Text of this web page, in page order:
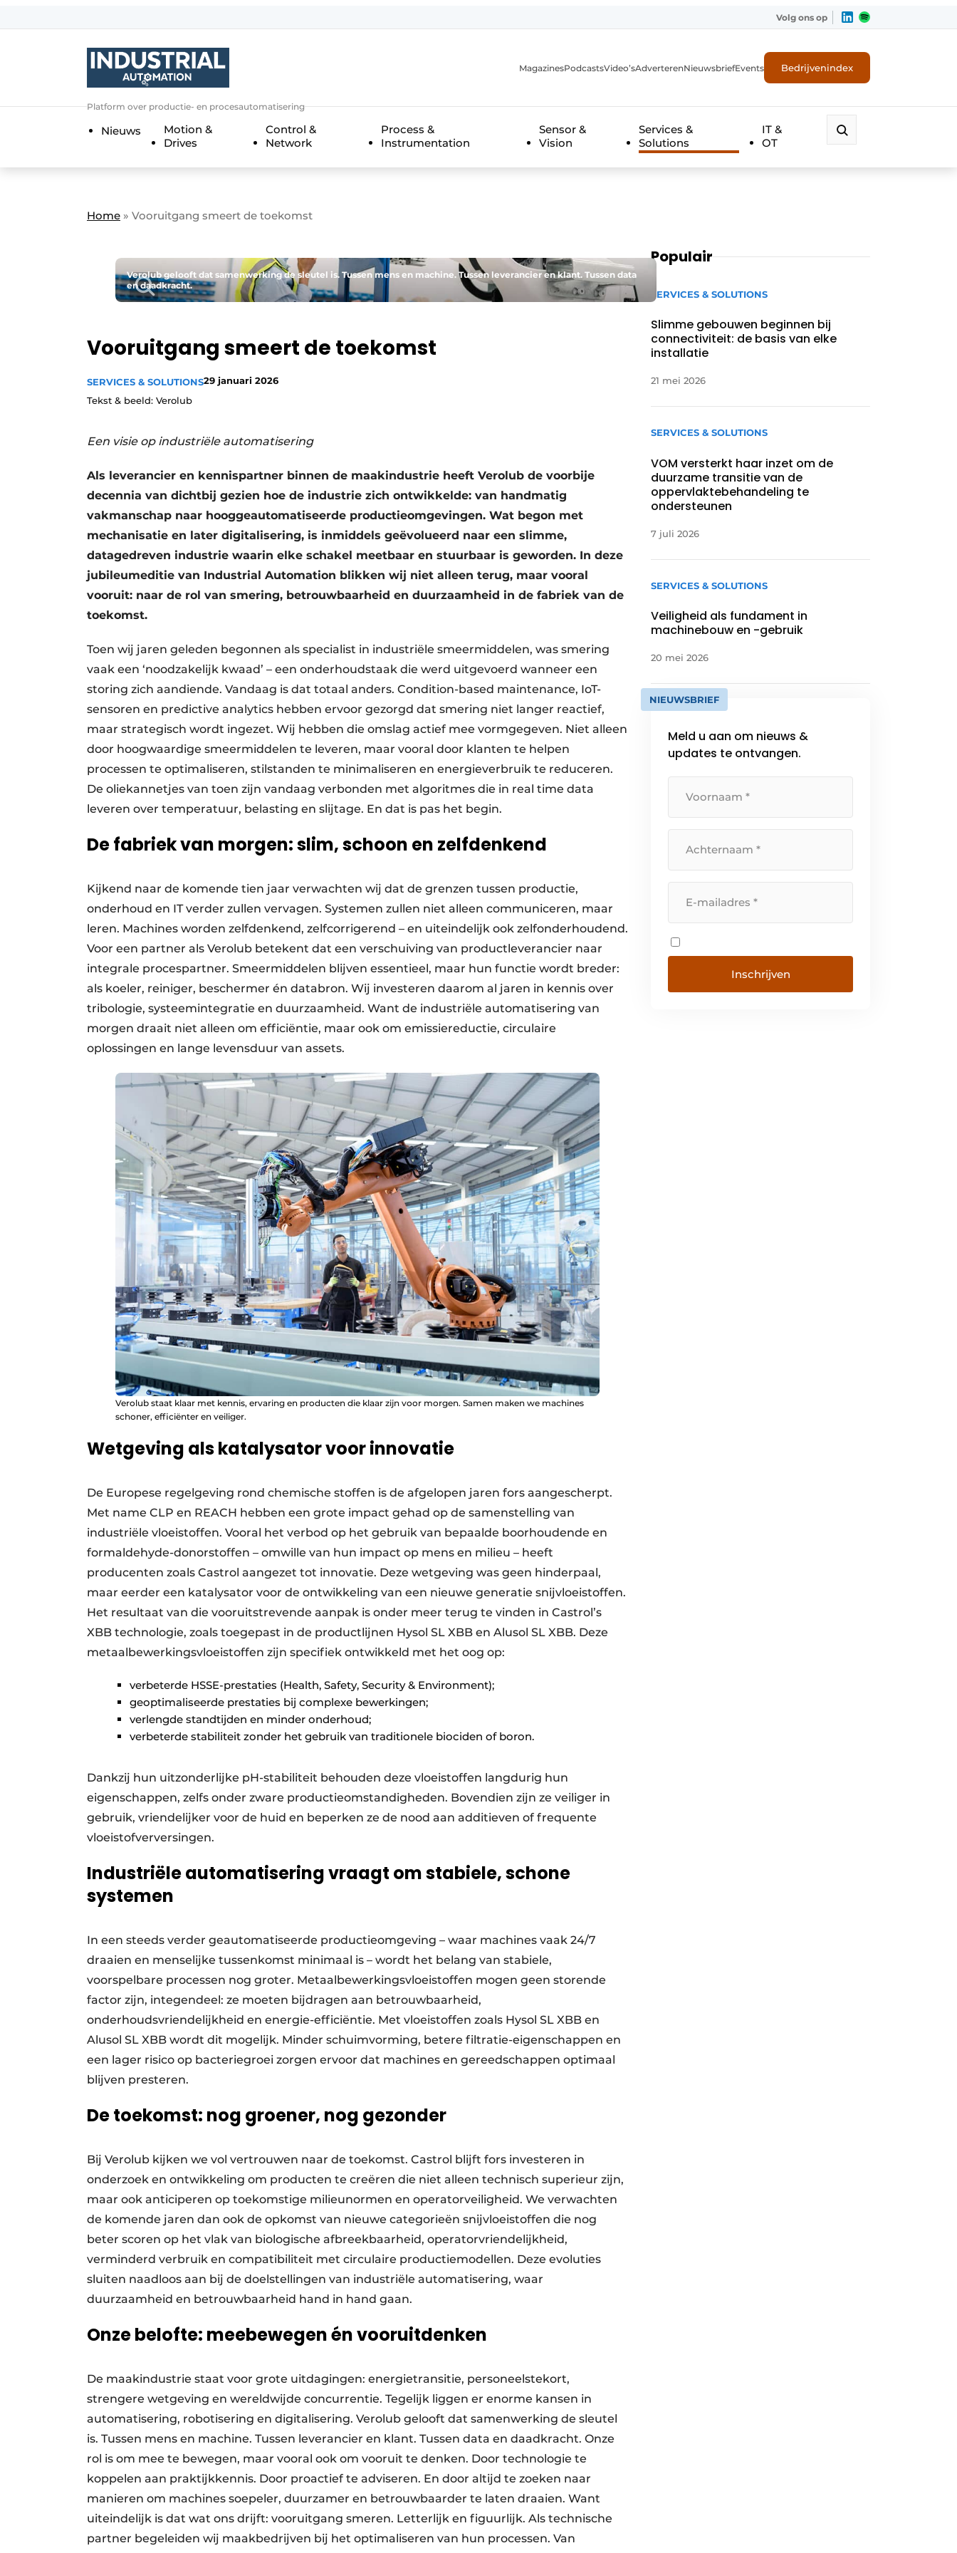
Algemene voorwaarden
Contact
Direct contact
Evenement aanmelden
Meest gelezen
Nieuwsbrief
Vacature aanmelden
Vacatures
Video’s
Volg ons op
Platform over productie- en procesautomatisering
MagazinesPodcastsVideo’sAdverterenNieuwsbriefEvents Bedrijvenindex
Nieuws
Motion &
Drives
Control &
Network
Process &
Instrumentation
Sensor &
Vision
Services &
Solutions
IT &
OT
Home » Vooruitgang smeert de toekomst
Verolub gelooft dat samenwerking de sleutel is. Tussen mens en machine. Tussen leverancier en klant. Tussen data
en daadkracht.
Vooruitgang smeert de toekomst
SERVICES & SOLUTIONS29 januari 2026
Tekst & beeld: Verolub
Een visie op industriële automatisering
Als leverancier en kennispartner binnen de maakindustrie heeft Verolub de voorbije
decennia van dichtbij gezien hoe de industrie zich ontwikkelde: van handmatig
vakmanschap naar hooggeautomatiseerde productieomgevingen. Wat begon met
mechanisatie en later digitalisering, is inmiddels geëvolueerd naar een slimme,
datagedreven industrie waarin elke schakel meetbaar en stuurbaar is geworden. In deze
jubileumeditie van Industrial Automation blikken wij niet alleen terug, maar vooral
vooruit: naar de rol van smering, betrouwbaarheid en duurzaamheid in de fabriek van de
toekomst.
Toen wij jaren geleden begonnen als specialist in industriële smeermiddelen, was smering
vaak een ‘noodzakelijk kwaad’ – een onderhoudstaak die werd uitgevoerd wanneer een
storing zich aandiende. Vandaag is dat totaal anders. Condition-based maintenance, IoT-
sensoren en predictive analytics hebben ervoor gezorgd dat smering niet langer reactief,
maar strategisch wordt ingezet. Wij hebben die omslag actief mee vormgegeven. Niet alleen
door hoogwaardige smeermiddelen te leveren, maar vooral door klanten te helpen
processen te optimaliseren, stilstanden te minimaliseren en energieverbruik te reduceren.
De oliekannetjes van toen zijn vandaag verbonden met algoritmes die in real time data
leveren over temperatuur, belasting en slijtage. En dat is pas het begin.
De fabriek van morgen: slim, schoon en zelfdenkend
Kijkend naar de komende tien jaar verwachten wij dat de grenzen tussen productie,
onderhoud en IT verder zullen vervagen. Systemen zullen niet alleen communiceren, maar
leren. Machines worden zelfdenkend, zelfcorrigerend – en uiteindelijk ook zelfonderhoudend.
Voor een partner als Verolub betekent dat een verschuiving van productleverancier naar
integrale procespartner. Smeermiddelen blijven essentieel, maar hun functie wordt breder:
als koeler, reiniger, beschermer én databron. Wij investeren daarom al jaren in kennis over
tribologie, systeemintegratie en duurzaamheid. Want de industriële automatisering van
morgen draait niet alleen om efficiëntie, maar ook om emissiereductie, circulaire
oplossingen en lange levensduur van assets.
Verolub staat klaar met kennis, ervaring en producten die klaar zijn voor morgen. Samen maken we machines
schoner, efficiënter en veiliger.
Wetgeving als katalysator voor innovatie
De Europese regelgeving rond chemische stoffen is de afgelopen jaren fors aangescherpt.
Met name CLP en REACH hebben een grote impact gehad op de samenstelling van
industriële vloeistoffen. Vooral het verbod op het gebruik van bepaalde boorhoudende en
formaldehyde-donorstoffen – omwille van hun impact op mens en milieu – heeft
producenten zoals Castrol aangezet tot innovatie. Deze wetgeving was geen hinderpaal,
maar eerder een katalysator voor de ontwikkeling van een nieuwe generatie snijvloeistoffen.
Het resultaat van die vooruitstrevende aanpak is onder meer terug te vinden in Castrol’s
XBB technologie, zoals toegepast in de productlijnen Hysol SL XBB en Alusol SL XBB. Deze
metaalbewerkingsvloeistoffen zijn specifiek ontwikkeld met het oog op:
verbeterde HSSE-prestaties (Health, Safety, Security & Environment);
geoptimaliseerde prestaties bij complexe bewerkingen;
verlengde standtijden en minder onderhoud;
verbeterde stabiliteit zonder het gebruik van traditionele biociden of boron.
Dankzij hun uitzonderlijke pH-stabiliteit behouden deze vloeistoffen langdurig hun
eigenschappen, zelfs onder zware productieomstandigheden. Bovendien zijn ze veiliger in
gebruik, vriendelijker voor de huid en beperken ze de nood aan additieven of frequente
vloeistofverversingen.
Industriële automatisering vraagt om stabiele, schone
systemen
In een steeds verder geautomatiseerde productie­omgeving – waar machines vaak 24/7
draaien en menselijke tussenkomst minimaal is – wordt het belang van stabiele,
voorspelbare processen nog groter. Metaalbewerkingsvloeistoffen mogen geen storende
factor zijn, integendeel: ze moeten bijdragen aan betrouwbaarheid,
onderhoudsvriendelijkheid en energie-­efficiëntie. Met vloeistoffen zoals Hysol SL XBB en
Alusol SL XBB wordt dit mogelijk. Minder schuimvorming, betere filtratie-eigenschappen en
een lager risico op bacteriegroei zorgen ervoor dat machines en gereedschappen optimaal
blijven presteren.
De toekomst: nog groener, nog gezonder
Bij Verolub kijken we vol vertrouwen naar de toekomst. Castrol blijft fors investeren in
onderzoek en ontwikkeling om producten te creëren die niet alleen technisch superieur zijn,
maar ook anticiperen op toekomstige milieunormen en operatorveiligheid. We verwachten
de komende jaren dan ook de opkomst van nieuwe categorieën snijvloeistoffen die nog
beter scoren op het vlak van biologische afbreekbaarheid, operatorvriendelijkheid,
verminderd verbruik en compatibiliteit met circulaire productiemodellen. Deze evoluties
sluiten naadloos aan bij de doelstellingen van industriële automatisering, waar
duurzaamheid en betrouwbaarheid hand in hand gaan.
Onze belofte: meebewegen én vooruitdenken
De maakindustrie staat voor grote uitdagingen: energietransitie, personeelstekort,
strengere wetgeving en wereldwijde concurrentie. Tegelijk liggen er enorme kansen in
automatisering, robotisering en digitalisering. Verolub gelooft dat samenwerking de sleutel
is. Tussen mens en machine. Tussen leverancier en klant. Tussen data en daadkracht. Onze
rol is om mee te bewegen, maar vooral ook om vooruit te denken. Door technologie te
koppelen aan praktijkkennis. Door proactief te adviseren. En door altijd te zoeken naar
manieren om machines soepeler, duurzamer en betrouwbaarder te laten draaien. Want
uiteindelijk is dat wat ons drijft: vooruitgang smeren. Letterlijk en figuurlijk. Als technische
partner begeleiden wij maakbedrijven bij het optimaliseren van hun processen. Van
Populair
SERVICES & SOLUTIONS
Slimme gebouwen beginnen bij
connectiviteit: de basis van elke
installatie
21 mei 2026
SERVICES & SOLUTIONS
VOM versterkt haar inzet om de
duurzame transitie van de
oppervlaktebehandeling te
ondersteunen
7 juli 2026
SERVICES & SOLUTIONS
Veiligheid als fundament in
machinebouw en -gebruik
20 mei 2026
NIEUWSBRIEF
Meld u aan om nieuws &
updates te ontvangen.